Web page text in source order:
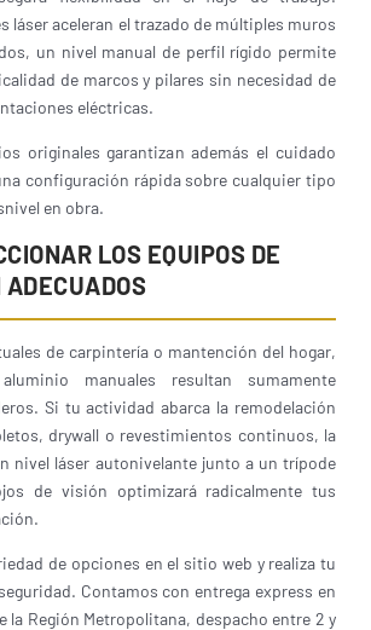
láser aceleran el trazado de múltiples muros
un nivel manual de perfil rígido permite
de marcos y pilares sin necesidad de
eléctricas.
originales garantizan además el cuidado
configuración rápida sobre cualquier tipo
en obra.
LOS EQUIPOS DE
de carpintería o mantención del hogar,
manuales resultan sumamente
Si tu actividad abarca la remodelación
drywall o revestimientos continuos, la
nivel láser autonivelante junto a un trípode
de visión optimizará radicalmente tus
de opciones en el sitio web y realiza tu
Contamos con entrega express en
la Región Metropolitana, despacho entre 2 y